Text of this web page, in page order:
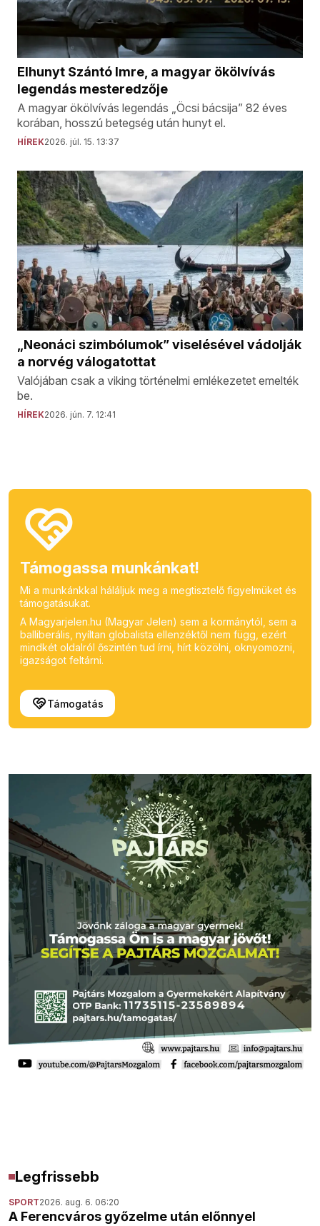
Elhunyt Szántó Imre, a magyar ökölvívás
legendás mesteredzője
A magyar ökölvívás legendás „Öcsi bácsija” 82 éves
korában, hosszú betegség után hunyt el.
HÍREK2026. júl. 15. 13:37
„Neonáci szimbólumok” viselésével vádolják
a norvég válogatottat
Valójában csak a viking történelmi emlékezetet emelték
be.
HÍREK2026. jún. 7. 12:41
Támogassa munkánkat!
Mi a munkánkkal háláljuk meg a megtisztelő figyelmüket és
támogatásukat.
A Magyarjelen.hu (Magyar Jelen) sem a kormánytól, sem a
balliberális, nyíltan globalista ellenzéktől nem függ, ezért
mindkét oldalról őszintén tud írni, hírt közölni, oknyomozni,
igazságot feltárni.
Támogatás
Legfrissebb
SPORT2026. aug. 6. 06:20
A Ferencváros győzelme után előnnyel